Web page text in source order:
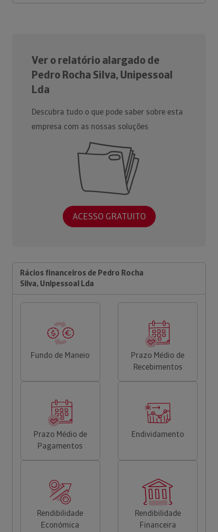
Ver o relatório alargado de
Pedro Rocha Silva, Unipessoal
Lda
Descubra tudo o que pode saber sobre esta
empresa com as nossas soluções
ACESSO GRATUITO
Rácios financeiros de Pedro Rocha
Silva, Unipessoal Lda
Fundo de Maneio
Prazo Médio de
Recebimentos
Prazo Médio de
Pagamentos
Endividamento
Rendibilidade
Económica
Rendibilidade
Financeira